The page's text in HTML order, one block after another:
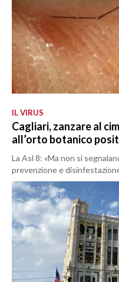
IL VIRUS
Cagliari, zanzare al
all’orto botanico
La Asl 8: «Ma non si
prevenzione e